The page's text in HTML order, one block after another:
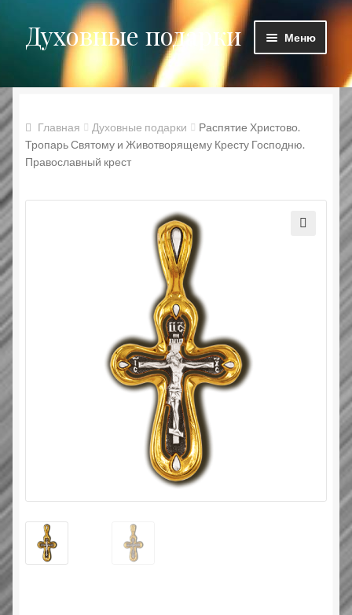
Перейти
к
навигации
Перейти
к
содержимому
Духовные подарки Меню
Главная
Духовные подарки
Заказ принят
Оформление заказа
Типовой договор
Контактная информация
Православные подарки
Главная Духовные подарки
Распятие Христово.
Тропарь Святому и Животворящему Кресту Господню.
Православный крест